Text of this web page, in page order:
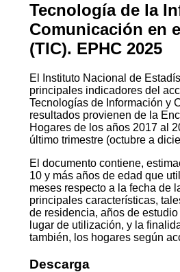
Tecnología de la
Comunicación en
(TIC). EPHC 2025
El Instituto Nacional de
principales indicadores del
Tecnologías de Información y
resultados provienen de la
Hogares de los años 2017 al
último trimestre (octubre a
El documento contiene,
10 y más años de edad que
meses respecto a la fecha de
principales características,
de residencia, años de
lugar de utilización, y la
también, los hogares según
Descarga